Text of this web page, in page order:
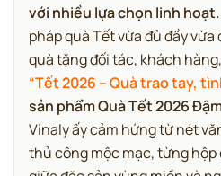
với nhiều lựa chọn linh hoạt.
pháp quà Tết vừa đủ đầy
quà tặng đối tác, khách
“Tết 2026 – Quà trao tay,
sản phẩm Quà Tết 2026
Vinaly ấy cảm hứng từ nét
thủ công mộc mạc, từng hộp